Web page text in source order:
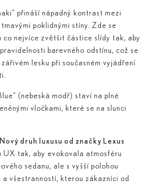
přináší nápadný kontrast mezi
poklidnými stíny. Zde se
co nejvíce zvětšit částice slídy tak, aby
barevného odstínu, což se
lesku při současném vyjádření
(nebeská modř) staví na plné
vločkami, které se na slunci
druh luxusu od značky Lexus
UX tak, aby evokovala atmosféru
sedanu, ale s vyšší polohou
a všestranností, kterou zákazníci od